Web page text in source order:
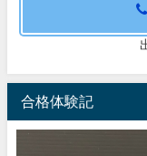
合格体験記